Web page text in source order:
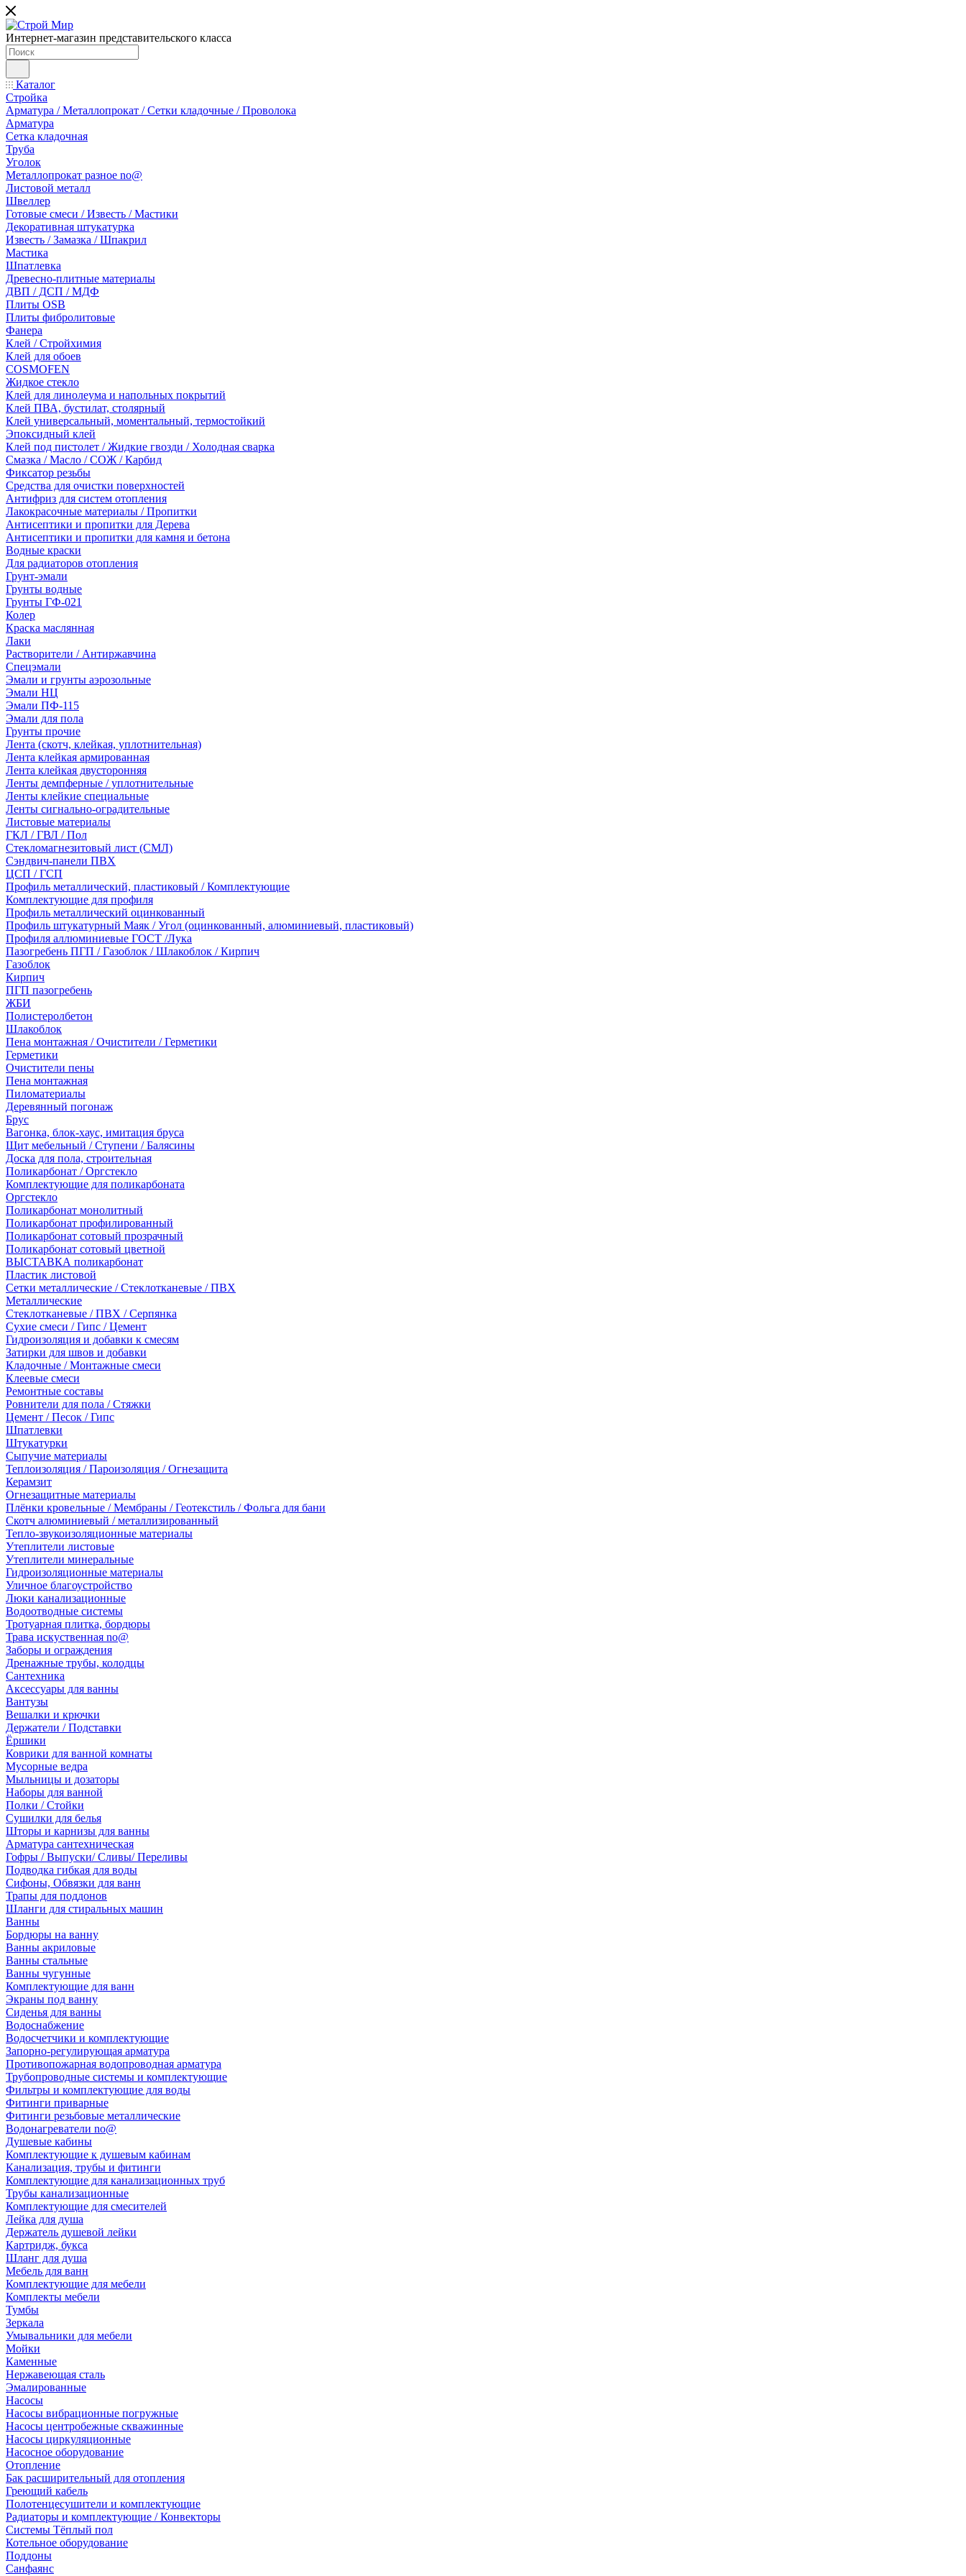
Интернет-магазин представительского класса
Каталог
Стройка
Арматура / Металлопрокат / Сетки кладочные / Проволока
Арматура
Сетка кладочная
Труба
Уголок
Металлопрокат разное no@
Листовой металл
Швеллер
Готовые смеси / Известь / Мастики
Декоративная штукатурка
Известь / Замазка / Шпакрил
Мастика
Шпатлевка
Древесно-плитные материалы
ДВП / ДСП / МДФ
Плиты OSB
Плиты фибролитовые
Фанера
Клей / Стройхимия
Клей для обоев
COSMOFEN
Жидкое стекло
Клей для линолеума и напольных покрытий
Клей ПВА, бустилат, столярный
Клей универсальный, моментальный, термостойкий
Эпоксидный клей
Клей под пистолет / Жидкие гвозди / Холодная сварка
Смазка / Масло / СОЖ / Карбид
Фиксатор резьбы
Средства для очистки поверхностей
Антифриз для систем отопления
Лакокрасочные материалы / Пропитки
Антисептики и пропитки для Дерева
Антисептики и пропитки для камня и бетона
Водные краски
Для радиаторов отопления
Грунт-эмали
Грунты водные
Грунты ГФ-021
Колер
Краска маслянная
Лаки
Растворители / Антиржавчина
Спецэмали
Эмали и грунты аэрозольные
Эмали НЦ
Эмали ПФ-115
Эмали для пола
Грунты прочие
Лента (скотч, клейкая, уплотнительная)
Лента клейкая армированная
Лента клейкая двусторонняя
Ленты демпферные / уплотнительные
Ленты клейкие специальные
Ленты сигнально-оградительные
Листовые материалы
ГКЛ / ГВЛ / Пол
Стекломагнезитовый лист (СМЛ)
Сэндвич-панели ПВХ
ЦСП / ГСП
Профиль металлический, пластиковый / Комплектующие
Комплектующие для профиля
Профиль металлический оцинкованный
Профиль штукатурный Маяк / Угол (оцинкованный, алюминиевый, пластиковый)
Профиля аллюминиевые ГОСТ /Лука
Пазогребень ПГП / Газоблок / Шлакоблок / Кирпич
Газоблок
Кирпич
ПГП пазогребень
ЖБИ
Полистеролбетон
Шлакоблок
Пена монтажная / Очистители / Герметики
Герметики
Очистители пены
Пена монтажная
Пиломатериалы
Деревянный погонаж
Брус
Вагонка, блок-хаус, имитация бруса
Щит мебельный / Ступени / Балясины
Доска для пола, строительная
Поликарбонат / Оргстекло
Комплектующие для поликарбоната
Оргстекло
Поликарбонат монолитный
Поликарбонат профилированный
Поликарбонат сотовый прозрачный
Поликарбонат сотовый цветной
ВЫСТАВКА поликарбонат
Пластик листовой
Сетки металлические / Стеклотканевые / ПВХ
Металлические
Стеклотканевые / ПВХ / Серпянка
Сухие смеси / Гипс / Цемент
Гидроизоляция и добавки к смесям
Затирки для швов и добавки
Кладочные / Монтажные смеси
Клеевые смеси
Ремонтные составы
Ровнители для пола / Стяжки
Цемент / Песок / Гипс
Шпатлевки
Штукатурки
Сыпучие материалы
Теплоизоляция / Пароизоляция / Огнезащита
Керамзит
Огнезащитные материалы
Плёнки кровельные / Мембраны / Геотекстиль / Фольга для бани
Скотч алюминиевый / металлизированный
Тепло-звукоизоляционные материалы
Утеплители листовые
Утеплители минеральные
Гидроизоляционные материалы
Уличное благоустройство
Люки канализационные
Водоотводные системы
Тротуарная плитка, бордюры
Трава искуственная no@
Заборы и ограждения
Дренажные трубы, колодцы
Сантехника
Аксессуары для ванны
Вантузы
Вешалки и крючки
Держатели / Подставки
Ёршики
Коврики для ванной комнаты
Мусорные ведра
Мыльницы и дозаторы
Наборы для ванной
Полки / Стойки
Сушилки для белья
Шторы и карнизы для ванны
Арматура сантехническая
Гофры / Выпуски/ Сливы/ Переливы
Подводка гибкая для воды
Сифоны, Обвязки для ванн
Трапы для поддонов
Шланги для стиральных машин
Ванны
Бордюры на ванну
Ванны акриловые
Ванны стальные
Ванны чугунные
Комплектующие для ванн
Экраны под ванну
Сиденья для ванны
Водоснабжение
Водосчетчики и комплектующие
Запорно-регулирующая арматура
Противопожарная водопроводная арматура
Трубопроводные системы и комплектующие
Фильтры и комплектующие для воды
Фитинги приварные
Фитинги резьбовые металлические
Водонагреватели no@
Душевые кабины
Комплектующие к душевым кабинам
Канализация, трубы и фитинги
Комплектующие для канализационных труб
Трубы канализационные
Комплектующие для смесителей
Лейка для душа
Держатель душевой лейки
Картридж, букса
Шланг для душа
Мебель для ванн
Комплектующие для мебели
Комплекты мебели
Тумбы
Зеркала
Умывальники для мебели
Мойки
Каменные
Нержавеющая сталь
Эмалированные
Насосы
Насосы вибрационные погружные
Насосы центробежные скважинные
Насосы циркуляционные
Насосное оборудование
Отопление
Бак расширительный для отопления
Греющий кабель
Полотенцесушители и комплектующие
Радиаторы и комплектующие / Конвекторы
Системы Тёплый пол
Котельное оборудование
Поддоны
Санфаянс